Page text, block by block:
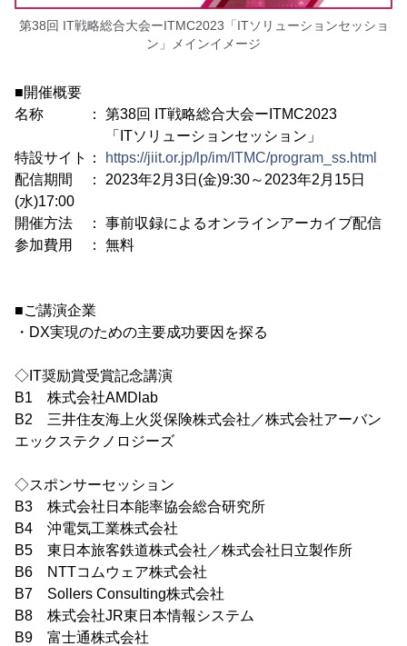
第38回 IT戦略総合大会ーITMC2023「ITソリューションセッショ
ン」メインイメージ
■開催概要
名称 ： 第38回 IT戦略総合大会ーITMC2023
「ITソリューションセッション」
特設サイト：
https://jiit.or.jp/lp/im/ITMC/program_ss.html
配信期間 ： 2023年2月3日(金)9:30～2023年2月15日
(水)17:00
開催方法 ： 事前収録によるオンラインアーカイブ配信
参加費用 ： 無料
■ご講演企業
・DX実現のための主要成功要因を探る
◇IT奨励賞受賞記念講演
B1 株式会社AMDlab
B2 三井住友海上火災保険株式会社／株式会社アーバン
エックステクノロジーズ
◇スポンサーセッション
B3 株式会社日本能率協会総合研究所
B4 沖電気工業株式会社
B5 東日本旅客鉄道株式会社／株式会社日立製作所
B6 NTTコムウェア株式会社
B7 Sollers Consulting株式会社
B8 株式会社JR東日本情報システム
B9 富士通株式会社